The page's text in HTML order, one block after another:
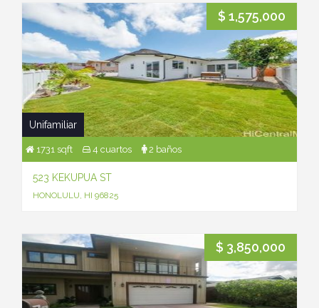
$ 1,575,000
Unifamiliar
1731 sqft 4 cuartos 2 baños
523 KEKUPUA ST
HONOLULU, HI 96825
$ 3,850,000